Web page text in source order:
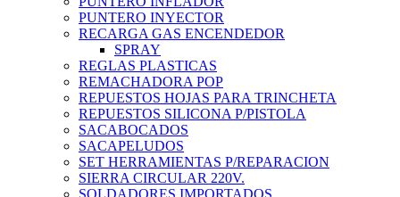
PUNTERO INYECTOR
RECARGA GAS ENCENDEDOR
SPRAY
REGLAS PLASTICAS
REMACHADORA POP
REPUESTOS HOJAS PARA TRINCHETA
REPUESTOS SILICONA P/PISTOLA
SACABOCADOS
SACAPELUDOS
SET HERRAMIENTAS P/REPARACION
SIERRA CIRCULAR 220V.